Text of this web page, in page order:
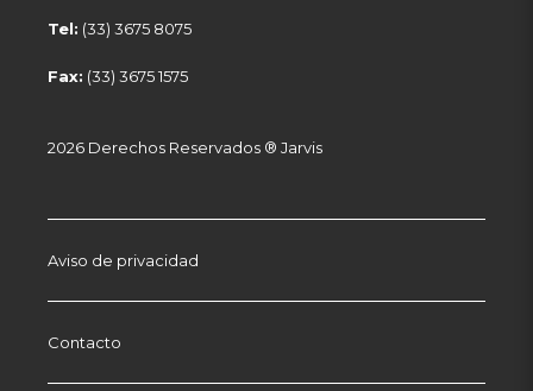
Tel: (33) 3675 8075
Fax: (33) 3675 1575
2026 Derechos Reservados ® Jarvis
Aviso de privacidad
Contacto